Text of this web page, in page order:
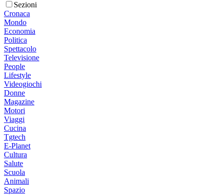
Sezioni
Cronaca
Mondo
Economia
Politica
Spettacolo
Televisione
People
Lifestyle
Videogiochi
Donne
Magazine
Motori
Viaggi
Cucina
Tgtech
E-Planet
Cultura
Salute
Scuola
Animali
Spazio